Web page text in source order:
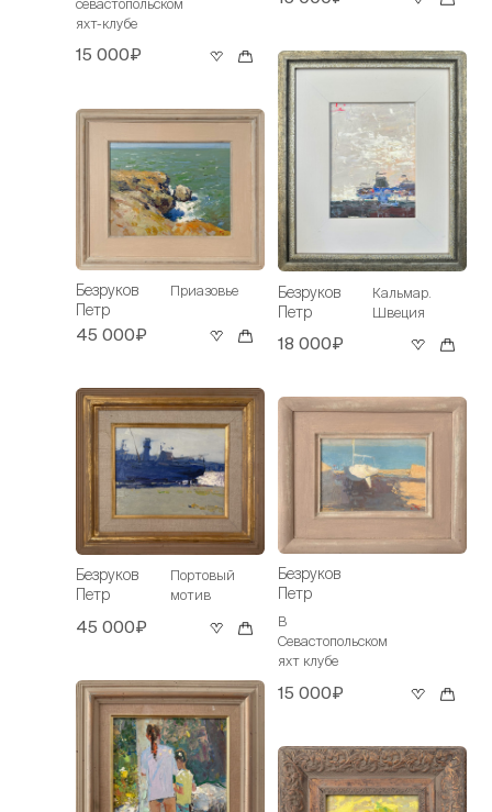
яхт-клубе
15 000₽
Безруков
Петр
Приазовье
45 000₽
Безруков
Петр
Портовый
мотив
45 000₽
Безруков
Петр
Кальмар.
Швеция
18 000₽
Безруков
Петр
В
Севастопольском
яхт клубе
15 000₽